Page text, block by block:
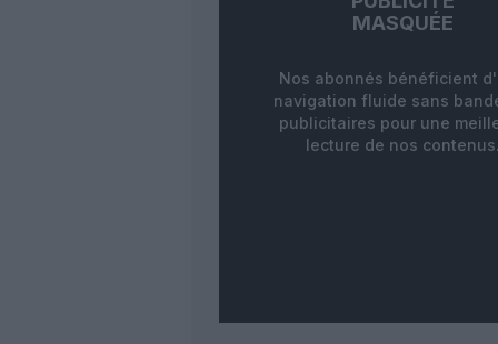
MASQUÉE
Nos abonnés bénéficient
navigation fluide sans
publicitaires pour une
lecture de nos contenus.